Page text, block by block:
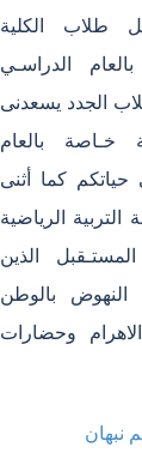
طلاب الكلية
الدراسـي
الجدد يسعدنى
خـاصة بالعام
كما أثنى
التربية الرياضية
الذين
النهوض بالوطن
وحضارات
نبهان